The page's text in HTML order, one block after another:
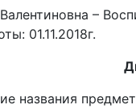
–
01.11.2018г.
названия